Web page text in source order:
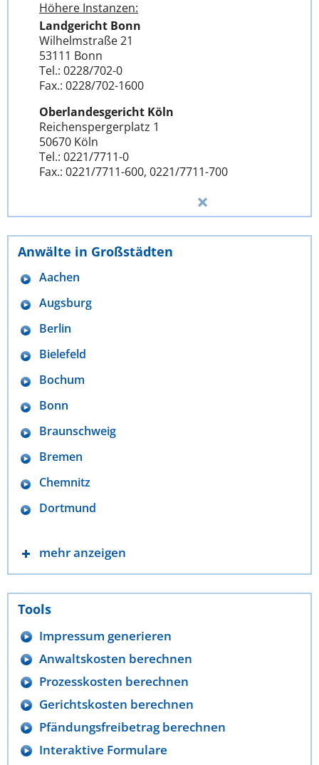
Höhere Instanzen:
Landgericht Bonn
Wilhelmstraße 21
53111 Bonn
Tel.: 0228/702-0
Fax.: 0228/702-1600
Oberlandesgericht Köln
Reichenspergerplatz 1
50670 Köln
Tel.: 0221/7711-0
Fax.: 0221/7711-600, 0221/7711-700
Anwälte in Großstädten
Aachen
Augsburg
Berlin
Bielefeld
Bochum
Bonn
Braunschweig
Bremen
Chemnitz
Dortmund
mehr anzeigen
Tools
Impressum generieren
Anwaltskosten berechnen
Prozesskosten berechnen
Gerichtskosten berechnen
Pfändungsfreibetrag berechnen
Interaktive Formulare